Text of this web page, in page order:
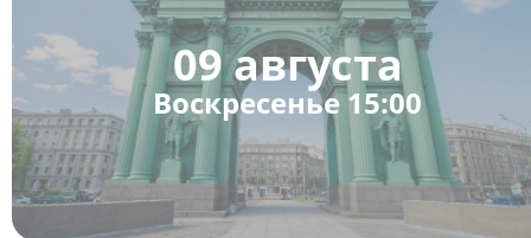
09 августа
Воскресенье 15:00